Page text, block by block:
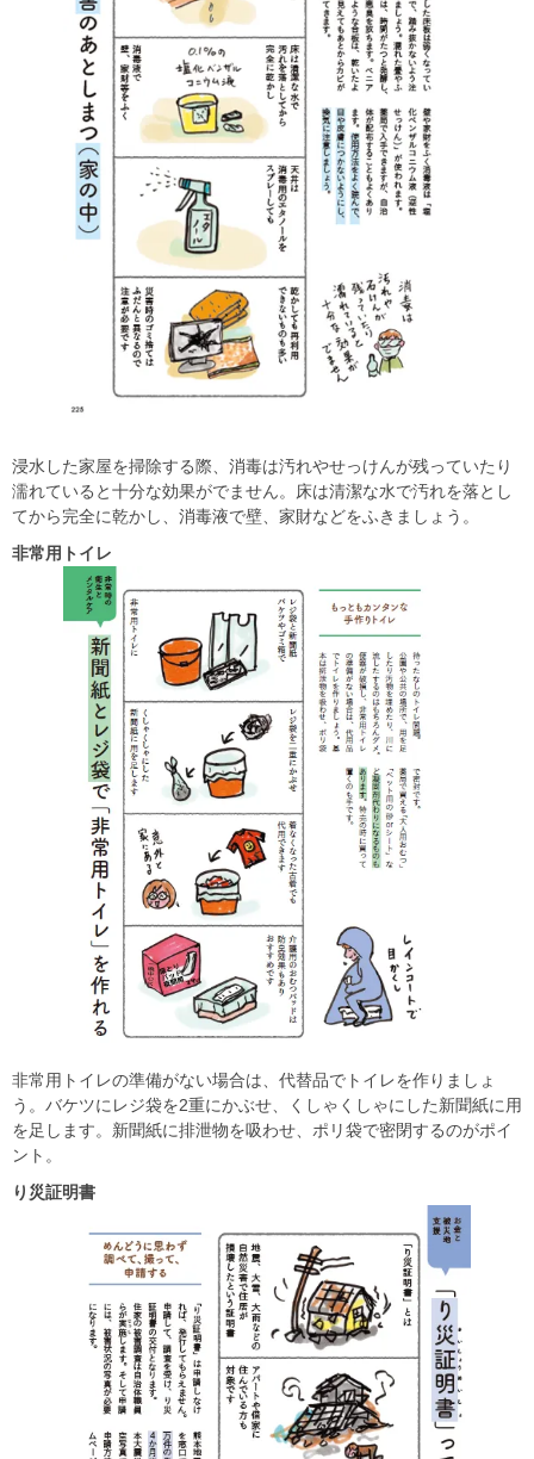
浸水した家屋を掃除する際、消毒は汚れやせっけんが残っていたり
濡れていると十分な効果がでません。床は清潔な水で汚れを落とし
てから完全に乾かし、消毒液で壁、家財などをふきましょう。
非常用トイレ
非常用トイレの準備がない場合は、代替品でトイレを作りましょ
う。バケツにレジ袋を2重にかぶせ、くしゃくしゃにした新聞紙に用
を足します。新聞紙に排泄物を吸わせ、ポリ袋で密閉するのがポイ
ント。
り災証明書